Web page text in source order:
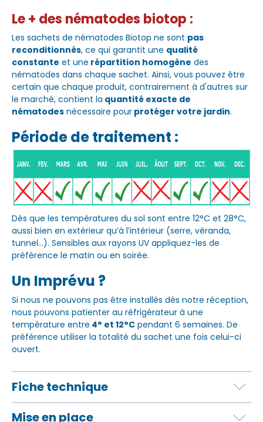
Le + des nématodes biotop :
Les sachets de nématodes Biotop ne sont pas
reconditionnés, ce qui garantit une qualité
constante et une répartition homogène des
nématodes dans chaque sachet. Ainsi, vous pouvez être
certain que chaque produit, contrairement à d'autres sur
le marché, contient la quantité exacte de
nématodes nécessaire pour protéger votre jardin.
Période de traitement :
Dès que les températures du sol sont entre 12°C et 28°C,
aussi bien en extérieur qu’à l’intérieur (serre, véranda,
tunnel…). Sensibles aux rayons UV appliquez-les de
préférence le matin ou en soirée.
Un Imprévu ?
Si nous ne pouvons pas être installés dès notre réception,
nous pouvons patienter au réfrigérateur à une
température entre 4° et 12°C pendant 6 semaines. De
préférence utiliser la totalité du sachet une fois celui-ci
ouvert.
Fiche technique
Mise en place